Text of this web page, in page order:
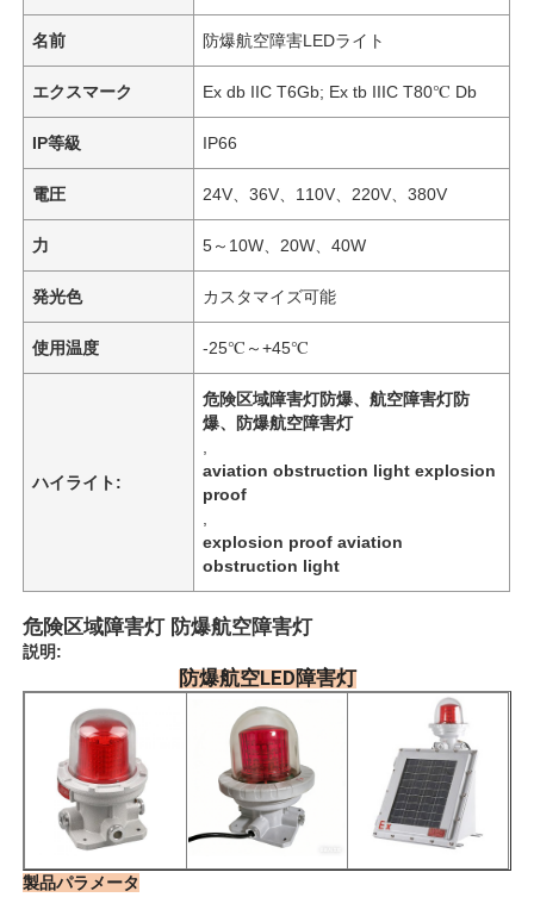
名前 防爆航空障害LEDライト
エクスマーク Ex db IIC T6Gb; Ex tb IIIC T80℃ Db
IP等級 IP66
電圧 24V、36V、110V、220V、380V
力 5～10W、20W、40W
発光色 カスタマイズ可能
使用温度 -25℃～+45℃
ハイライト:
危険区域障害灯防爆、航空障害灯防
爆、防爆航空障害灯
aviation obstruction light explosion
proof
explosion proof aviation
obstruction light
危険区域障害灯 防爆航空障害灯
説明:
防爆航空LED障害灯
製品パラメータ